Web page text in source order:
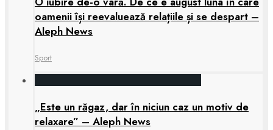
oamenii își reevaluează relațiile și se despart –
Aleph News
Sport
„Este un răgaz, dar în niciun caz un motiv de
relaxare” – Aleph News